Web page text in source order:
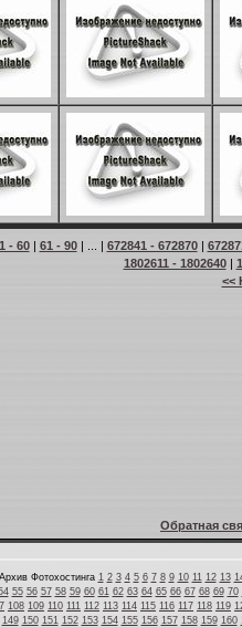
- 60| 61 - 90| ... | 672841 - 672870|
1802611 - 1802640|
<<
Обратная
Фотохостинга 1 2 3 4 5 6 7 8 9 10 11 12 13
55 56 57 58 59 60 61 62 63 64 65 66 67 68 69 70
108 109 110 111 112 113 114 115 116 117 118 119
149 150 151 152 153 154 155 156 157 158 159 160